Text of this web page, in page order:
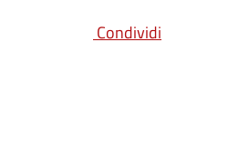
Condividi